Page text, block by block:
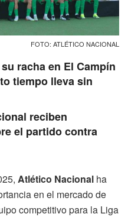
FOTO: ATLÉTICO NACIONAL
racha en El Campín
tiempo lleva sin
reciben
el partido contra
Atlético Nacional ha
en el mercado de
competitivo para la Liga